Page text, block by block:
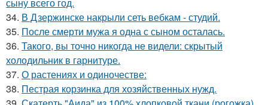
сыну всего год.
34. В Дзержинске накрыли сеть вебкам - студий.
35. После смерти мужа я одна с сыном осталась.
36. Такого, вы точно никогда не видели: скрытый
холодильник в гарнитуре.
37. О растениях и одиночестве:
38. Пестрая корзинка для хозяйственных нужд.